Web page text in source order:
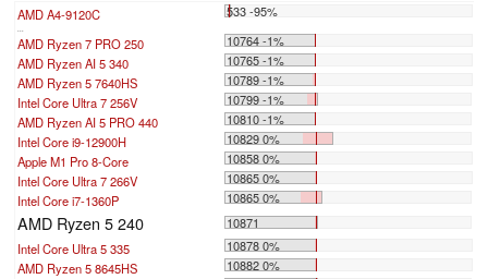
AMD A4-9120C 533 -95%
...
AMD Ryzen 7 PRO 250
10764 -1%
AMD Ryzen AI 5 340
10765 -1%
AMD Ryzen 5 7640HS
10789 -1%
Intel Core Ultra 7 256V
10799 -1%
AMD Ryzen AI 5 PRO 440
10810 -1%
Intel Core i9-12900H
10829 0%
Apple M1 Pro 8-Core
10858 0%
Intel Core Ultra 7 266V
10865 0%
Intel Core i7-1360P
10865 0%
AMD Ryzen 5 240
10871
Intel Core Ultra 5 335
10878 0%
AMD Ryzen 5 8645HS
10882 0%